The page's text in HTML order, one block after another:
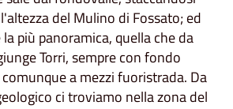
del Mulino di Fossato; ed
più panoramica, quella che da
Torri, sempre con fondo
a mezzi fuoristrada. Da
ci troviamo nella zona del